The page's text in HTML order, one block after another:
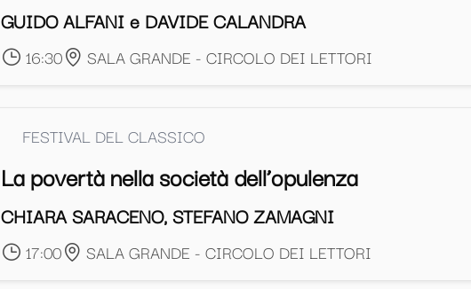
GUIDO ALFANI e DAVIDE CALANDRA
16:30 SALA GRANDE - CIRCOLO DEI LETTORI
FESTIVAL DEL CLASSICO
La povertà nella società dell’opulenza
CHIARA SARACENO, STEFANO ZAMAGNI
17:00 SALA GRANDE - CIRCOLO DEI LETTORI